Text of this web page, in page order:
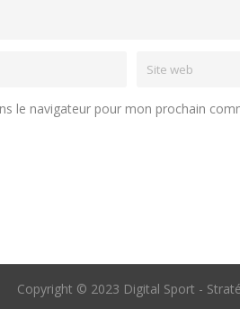
le navigateur pour mon prochain
Copyright © 2023 Digital Sport -